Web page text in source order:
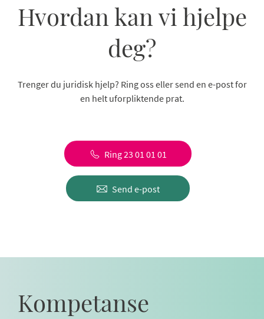
Hvordan kan vi hjelpe
deg?
Trenger du juridisk hjelp? Ring oss eller send en e-post for
en helt uforpliktende prat.
Ring 23 01 01 01
Send e-post
Kompetanse